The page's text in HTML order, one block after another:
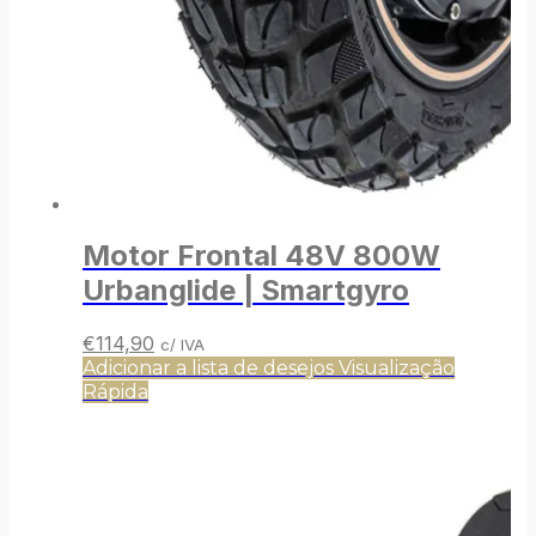
Motor Frontal 48V 800W
Urbanglide | Smartgyro
O
preço
original
€114,90O
preço
c/ IVA
Adicionar a lista de desejos Visualização
Rápida